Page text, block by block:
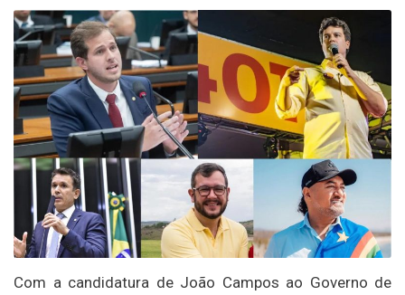
Com a candidatura de João Campos ao Governo de